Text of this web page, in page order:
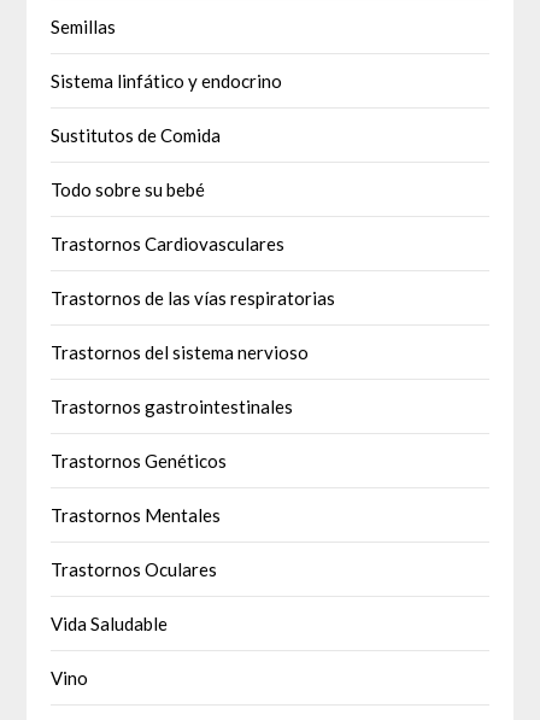
Semillas
Sistema linfático y endocrino
Sustitutos de Comida
Todo sobre su bebé
Trastornos Cardiovasculares
Trastornos de las vías respiratorias
Trastornos del sistema nervioso
Trastornos gastrointestinales
Trastornos Genéticos
Trastornos Mentales
Trastornos Oculares
Vida Saludable
Vino